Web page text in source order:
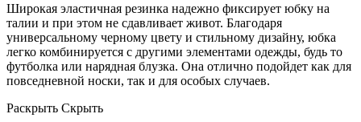
Широкая эластичная резинка надежно фиксирует юбку на
талии и при этом не сдавливает живот. Благодаря
универсальному черному цвету и стильному дизайну, юбка
легко комбинируется с другими элементами одежды, будь то
футболка или нарядная блузка. Она отлично подойдет как для
повседневной носки, так и для особых случаев.
Раскрыть Скрыть